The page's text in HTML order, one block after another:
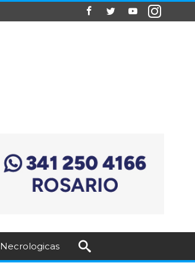
Necrologicas